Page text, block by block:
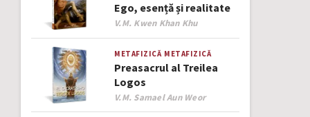
Ego, esență și realitate
Author
V.M. Kwen Khan Khu
METAFIZICĂ METAFIZICĂ
Preasacrul al Treilea
Logos
Author
V.M. Samael Aun Weor